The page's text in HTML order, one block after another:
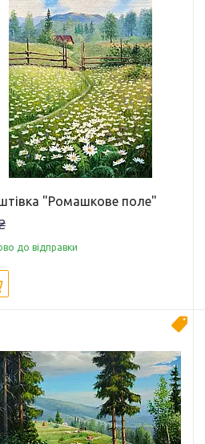
"Ромашкове поле"
до відправки